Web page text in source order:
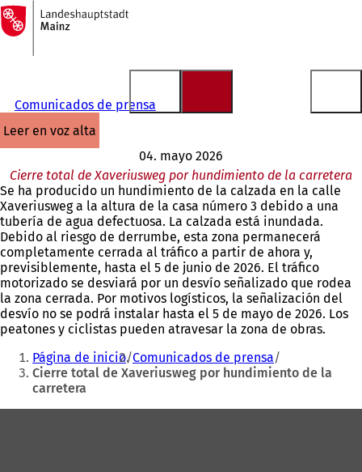
Saltar al contenido
A
la
página
Comunicados de prensa
leer en voz alta
04. mayo 2026
Cierre total de Xaveriusweg por hundimiento de la carretera
Se ha producido un hundimiento de la calzada en la calle
Xaveriusweg a la altura de la casa número 3 debido a una
tubería de agua defectuosa. La calzada está inundada.
Debido al riesgo de derrumbe, esta zona permanecerá
completamente cerrada al tráfico a partir de ahora y,
previsiblemente, hasta el 5 de junio de 2026. El tráfico
motorizado se desviará por un desvío señalizado que rodea
la zona cerrada. Por motivos logísticos, la señalización del
desvío no se podrá instalar hasta el 5 de mayo de 2026. Los
peatones y ciclistas pueden atravesar la zona de obras.
Estás
aquí:
Página de inicio Comunicados de prensa
Cierre total de Xaveriusweg por hundimiento de la
carretera